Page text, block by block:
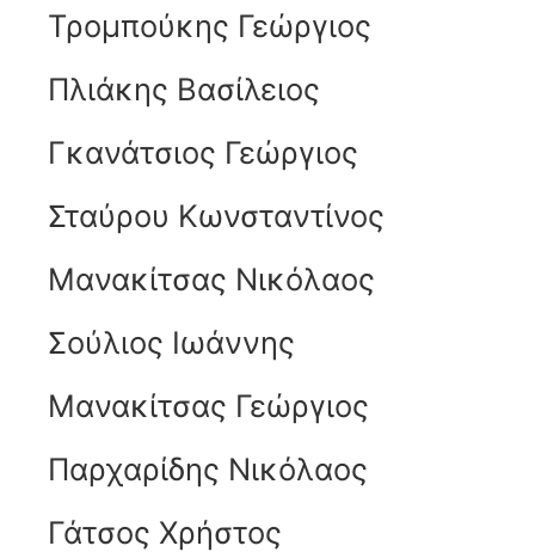
Τρομπούκης Γεώργιος
Πλιάκης Βασίλειος
Γκανάτσιος Γεώργιος
Σταύρου Κωνσταντίνος
Μανακίτσας Νικόλαος
Σούλιος Ιωάννης
Μανακίτσας Γεώργιος
Παρχαρίδης Νικόλαος
Γάτσος Χρήστος